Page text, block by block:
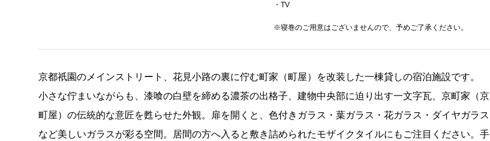
・TV
※寝巻のご用意はございませんので、予めご了承ください。
京都祇園のメインストリート、花見小路の裏に佇む町家（町屋）を改装した一棟貸しの宿泊施設です。
小さな佇まいながらも、漆喰の白壁を締める濃茶の出格子、建物中央部に迫り出す一文字瓦、京町家（京
町屋）の伝統的な意匠を甦らせた外観。扉を開くと、色付きガラス・葉ガラス・花ガラス・ダイヤガラス
など美しいガラスが彩る空間。居間の方へ入ると敷き詰められたモザイクタイルにもご注目ください。手